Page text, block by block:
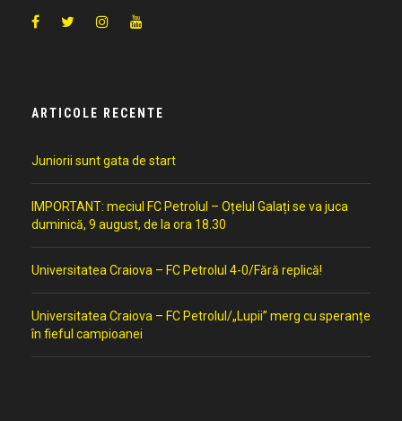
ARTICOLE RECENTE
Juniorii sunt gata de start
IMPORTANT: meciul FC Petrolul – Oțelul Galați se va juca
duminică, 9 august, de la ora 18.30
Universitatea Craiova – FC Petrolul 4-0/Fără replică!
Universitatea Craiova – FC Petrolul/„Lupii” merg cu speranțe
în fieful campioanei